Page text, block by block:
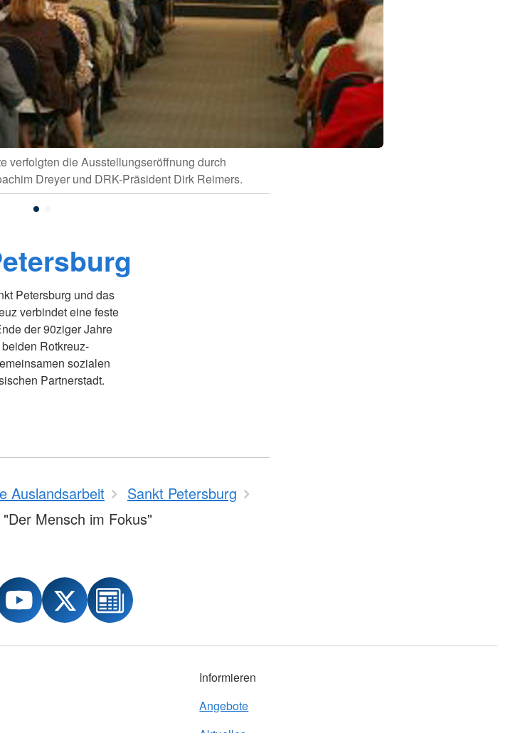
verfolgten die Ausstellungseröffnung durch
Dreyer und DRK-Präsident Dirk Reimers.
Petersburg und das
verbindet eine feste
der 90ziger Jahre
Rotkreuz-
sozialen
Partnerstadt.
Auslandsarbeit
Sankt Petersburg
Mensch im Fokus"
Informieren
Angebote